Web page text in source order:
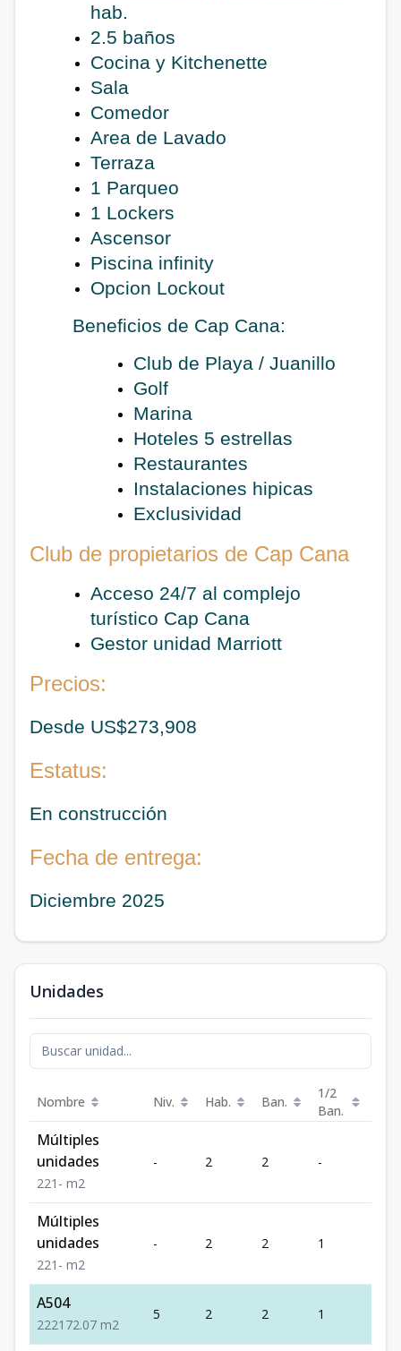
hab.
2.5 baños
Cocina y Kitchenette
Sala
Comedor
Area de Lavado
Terraza
1 Parqueo
1 Lockers
Ascensor
Piscina infinity
Opcion Lockout
Beneficios de Cap Cana:
Club de Playa / Juanillo
Golf
Marina
Hoteles 5 estrellas
Restaurantes
Instalaciones hipicas
Exclusividad
Club de propietarios de Cap Cana
Acceso 24/7 al complejo
turístico Cap Cana
Gestor unidad Marriott
Precios:
Desde US$273,908
Estatus:
En construcción
Fecha de entrega:
Diciembre 2025
Unidades
Nombre Niv. Hab. Ban.
1/2
Ban.
Múltiples
unidades
221 - m2
- 2 2 -
Múltiples
unidades
221 - m2
- 2 2 1
A504
222172.07 m2
5 2 2 1